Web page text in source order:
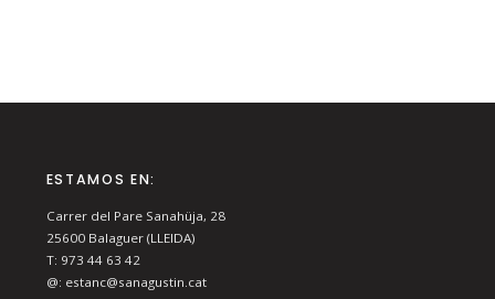
ESTAMOS EN:
Carrer del Pare Sanahüja, 28
25600 Balaguer (LLEIDA)
T: 973 44 63 42
@: estanc@sanagustin.cat